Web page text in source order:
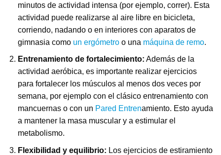
minutos de actividad intensa (por ejemplo, correr). Esta
actividad puede realizarse al aire libre en bicicleta,
corriendo, nadando o en interiores con aparatos de
gimnasia como un ergómetroo una máquina de remo.
Entrenamiento de fortalecimiento: Además de la
actividad aeróbica, es importante realizar ejercicios
para fortalecer los músculos al menos dos veces por
semana, por ejemplo con el clásico entrenamiento con
mancuernas o con un Pared Entrenamiento. Esto ayuda
a mantener la masa muscular y a estimular el
metabolismo.
Flexibilidad y equilibrio: Los ejercicios de estiramiento